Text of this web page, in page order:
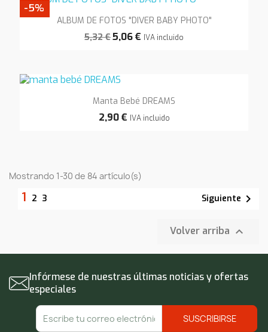
ALBUM DE FOTOS "DIVER BABY PHOTO"
5,32 €5,06 € IVA incluido
-5%
Manta Bebé DREAMS
2,90 € IVA incluido
Mostrando 1-30 de 84 artículo(s)
1 2 3 Siguiente 
Volver arriba 
Infórmese de nuestras últimas noticias y ofertas
especiales